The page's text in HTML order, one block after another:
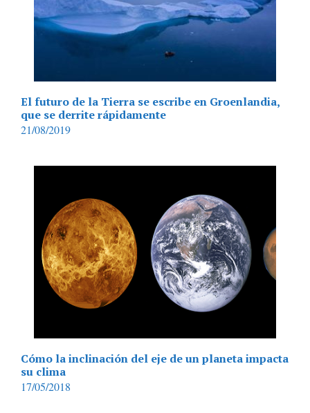
El futuro de la Tierra se escribe en Groenlandia,
que se derrite rápidamente
21/08/2019
Cómo la inclinación del eje de un planeta impacta
su clima
17/05/2018